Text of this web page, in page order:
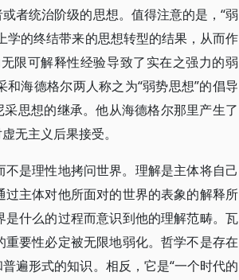
者统治阶级的思想。值得注意的是，“弱
学的终结带来的思想转型的结果，从而作
限可解释性经验导致了实在之强力的弱
海德格尔两人称之为“弱势思想”的倡导
思想的继承。他从海德格尔那里产生了
无主义后果接受。
是理性地拷问世界。理解是主体将自己
主体对他所面对的世界的表象的解释所
什么的过程而意识到他的理解范畴。瓦
要性必定被无限地弱化。哲学不是存在
遍形式的知识。相反，它是“一个时代的